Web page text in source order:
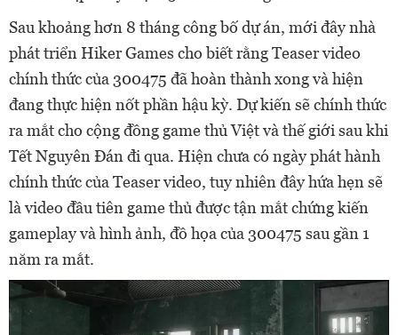
Sau khoảng hơn 8 tháng công bố dự án, mới đây nhà
phát triển Hiker Games cho biết rằng Teaser video
chính thức của 300475 đã hoàn thành xong và hiện
đang thực hiện nốt phần hậu kỳ. Dự kiến sẽ chính thức
ra mắt cho cộng đồng game thủ Việt và thế giới sau khi
Tết Nguyên Đán đi qua. Hiện chưa có ngày phát hành
chính thức của Teaser video, tuy nhiên đây hứa hẹn sẽ
là video đầu tiên game thủ được tận mắt chứng kiến
gameplay và hình ảnh, đồ họa của 300475 sau gần 1
năm ra mắt.